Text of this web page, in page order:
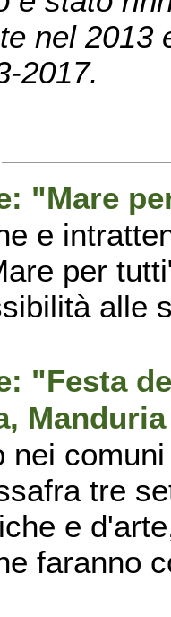
nel 2013
2017.
"Mare
e
per
alle
"Festa
nei
tre
e
faranno